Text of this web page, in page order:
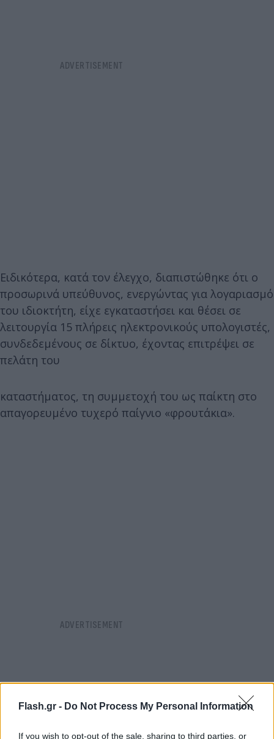
Flash.gr - Do Not Process My Personal Information
If you wish to opt-out of the sale, sharing to third parties, or
Ειδικότερα, κατά τον έλεγχο, διαπιστώθηκε ότι ο
προσωρινά υπεύθυνος, ενεργώντας για λογαριασμό
του ιδιοκτήτη, είχε εγκαταστήσει και θέσει σε
λειτουργία 15 πλήρεις ηλεκτρονικούς υπολογιστές,
συνδεδεμένους σε δίκτυο, έχοντας επιτρέψει σε
πελάτη του
καταστήματος, τη συμμετοχή του ως παίκτη στο
απαγορευμένο τυχερό παίγνιο «φρουτάκια».